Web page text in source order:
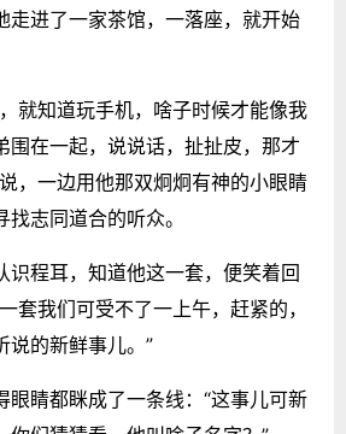
走进了一家茶馆，一落座，就开始
就知道玩手机，啥子时候才能像我
围在一起，说说话，扯扯皮，那才
，一边用他那双炯炯有神的小眼睛
志同道合的听众。
识程耳，知道他这一套，便笑着回
套我们可受不了一上午，赶紧的，
说的新鲜事儿。”
眼睛都眯成了一条线：“这事儿可新